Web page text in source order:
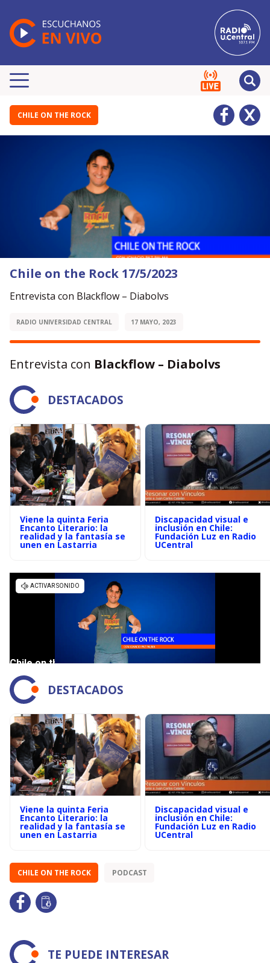
CHILE ON THE ROCK
Chile on the Rock 17/5/2023
Entrevista con Blackflow – Diabolvs
RADIO UNIVERSIDAD CENTRAL 17 MAYO, 2023
Entrevista con Blackflow – Diabolvs
DESTACADOS
Viene la quinta Feria
Encanto Literario: la
realidad y la fantasía se
unen en Lastarria
Discapacidad visual e
inclusión en Chile:
Fundación Luz en Radio
UCentral
DESTACADOS
Viene la quinta Feria
Encanto Literario: la
realidad y la fantasía se
unen en Lastarria
Discapacidad visual e
inclusión en Chile:
Fundación Luz en Radio
UCentral
CHILE ON THE ROCK PODCAST
TE PUEDE INTERESAR